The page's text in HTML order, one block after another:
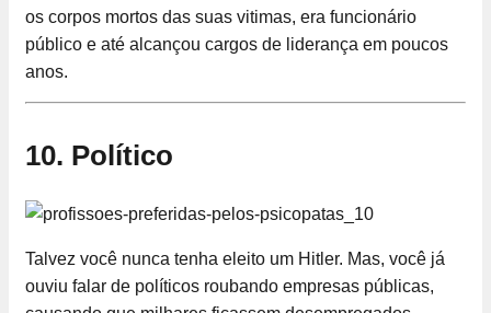
os corpos mortos das suas vitimas, era funcionário
público e até alcançou cargos de liderança em poucos
anos.
10. Político
Talvez você nunca tenha eleito um Hitler. Mas, você já
ouviu falar de políticos roubando empresas públicas,